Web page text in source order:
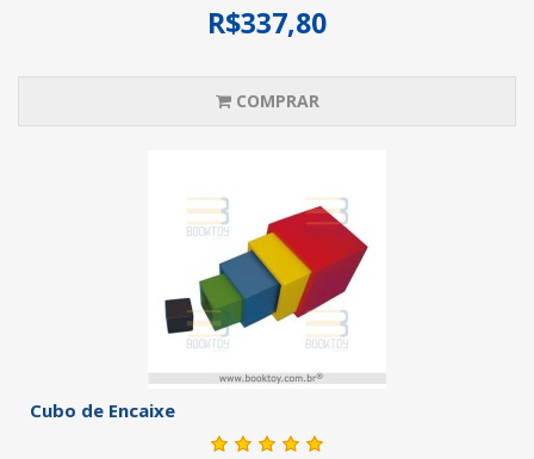
R$337,80
COMPRAR
Cubo de Encaixe